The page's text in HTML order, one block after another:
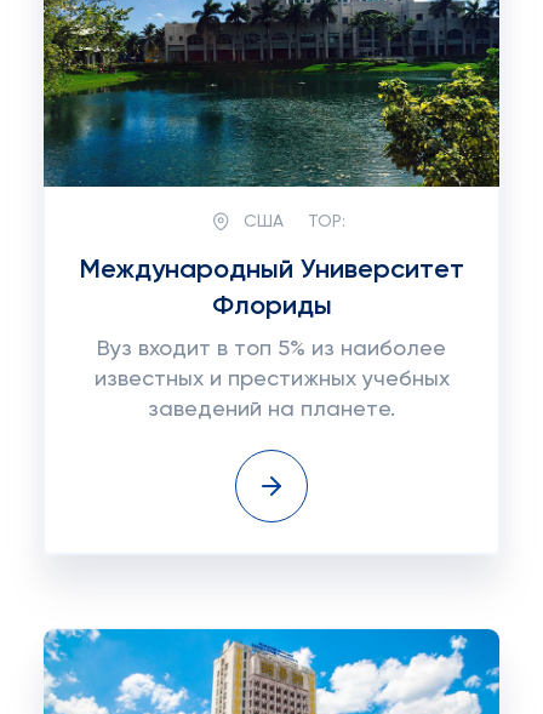
США TOP:
Международный Университет
Флориды
Вуз входит в топ 5% из наиболее
известных и престижных учебных
заведений на планете.